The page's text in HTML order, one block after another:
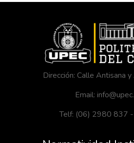
Dirección: Calle Antisana
Email:
Telf: (06) 2980 837